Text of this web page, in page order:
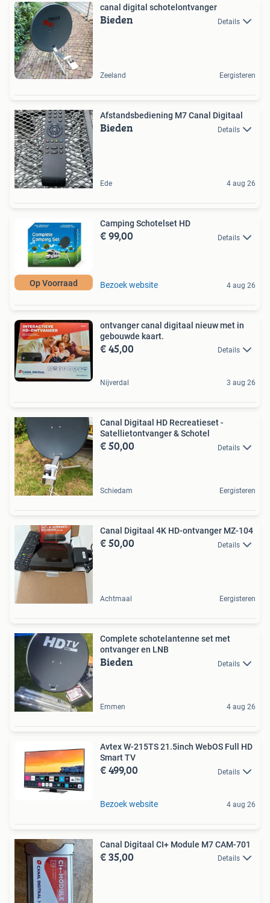
canal digital schotelontvanger
Bieden Details
Zeeland Eergisteren
Afstandsbediening M7 Canal Digitaal
Bieden Details
Ede 4 aug 26
Op Voorraad
Camping Schotelset HD
€ 99,00 Details
Bezoek website 4 aug 26
ontvanger canal digitaal nieuw met in
gebouwde kaart.
€ 45,00 Details
Nijverdal 3 aug 26
Canal Digitaal HD Recreatieset -
Satellietontvanger & Schotel
€ 50,00 Details
Schiedam Eergisteren
Canal Digitaal 4K HD-ontvanger MZ-104
€ 50,00 Details
Achtmaal Eergisteren
Complete schotelantenne set met
ontvanger en LNB
Bieden Details
Emmen 4 aug 26
Avtex W-215TS 21.5inch WebOS Full HD
Smart TV
€ 499,00 Details
Bezoek website 4 aug 26
Canal Digitaal CI+ Module M7 CAM-701
€ 35,00 Details